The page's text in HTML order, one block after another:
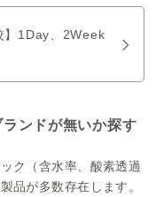
】1Day、2Week
ランドが無いか探す
ク（含水率、酸素透過
品が多数存在します。